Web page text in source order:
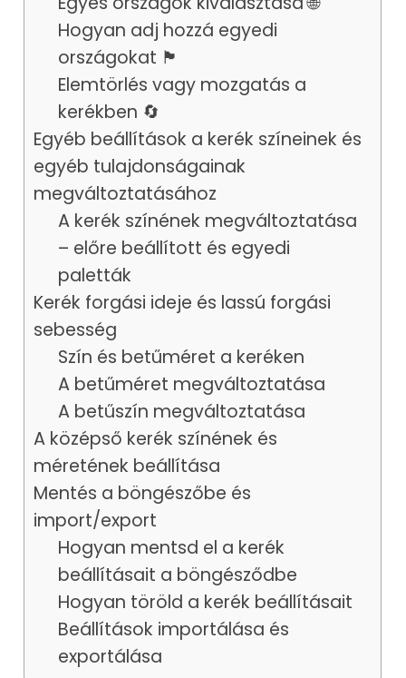
🇱🇹
Litvánia
⠿
▲ ▼ X
🇱🇺
Luxemburg
⠿
▲ ▼ X
🇲🇹 Málta
⠿
▲ X
Moldova
⠿
▲ ▼ X
🇲🇨
Monaco
⠿
▲ ▼ X
🇲🇪 Montenegró
X
🇳🇱
Hollandia
⠿
▲ ▼ X
🇲🇰
Észak-Macedónia
⠿
▲ ▼ X
Norvégia
⠿
🇵🇱
Lengyelország
⠿
▲ ▼ X
🇵🇹 Portugália
⠿
▲ ▼ X
Románia
⠿
▲ ▼ X
🇷🇺 Oroszország
⠿
▲ ▼ X
🇸🇲 San Marino
⠿
▲ ▼ X
Szerbia
⠿
▲ ▼ X
kattintva a színek azonnal
kicserélődnek a keréken.
Az oldal betöltésekor az eredeti
színbeállításokat az Alapszínek
között találja (azaz az első
palettaként).
Minden paletta alatt talál egy
gombot, amellyel az adott paletta
színeit áthelyezheti az egyedi
színek közé. Az egyedi
kerékszíneket a beállítások
menüjében találja. A hozzáadott
színeket
módosíthatja/hozzáadhatja/eltávolíthatja,
ha valamelyik szín nem tetszik a
palettán, vagy bármilyen módon
meg szeretné változtatni a
palettát.
Hogyan adj hozzá egyedi
országokat 🏴
Elemtörlés vagy mozgatás a
kerékben 🔄
Egyéb beállítások a kerék színeinek és
egyéb tulajdonságainak
megváltoztatásához
A kerék színének megváltoztatása
– előre beállított és egyedi
paletták
Kerék forgási ideje és lassú forgási
sebesség
Szín és betűméret a keréken
A betűméret megváltoztatása
A betűszín megváltoztatása
A középső kerék színének és
méretének beállítása
Mentés a böngészőbe és
import/export
Hogyan mentsd el a kerék
beállításait a böngésződbe
Hogyan töröld a kerék beállításait
Beállítások importálása és
exportálása